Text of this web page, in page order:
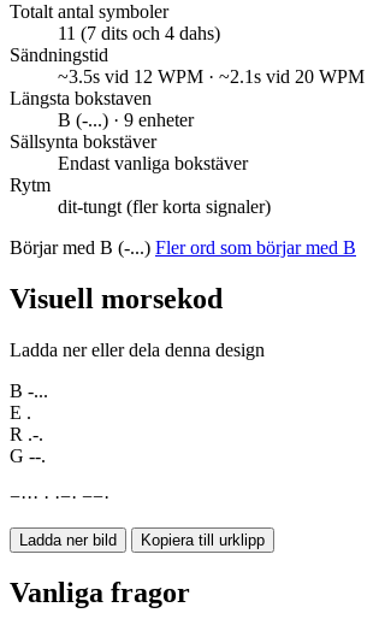
Totalt antal symboler
11 (7 dits och 4 dahs)
Sändningstid
~3.5s vid 12 WPM · ~2.1s vid 20 WPM
Längsta bokstaven
B (-...) · 9 enheter
Sällsynta bokstäver
Endast vanliga bokstäver
Rytm
dit-tungt (fler korta signaler)
Börjar med B (-...) Fler ord som börjar med B
Visuell morsekod
Ladda ner eller dela denna design
B -...
E .
R .-.
G --.
−··· · ·−· −−·
Ladda ner bild Kopiera till urklipp
Vanliga fragor